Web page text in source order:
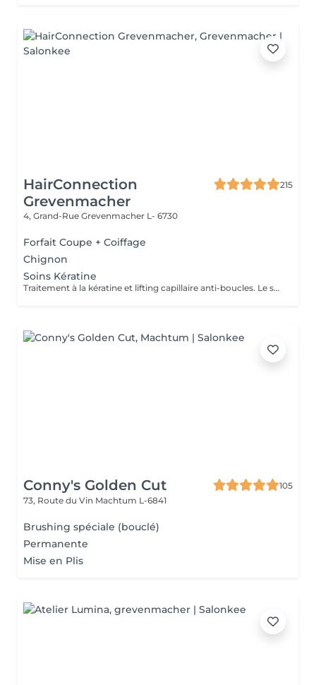
HairConnection
Grevenmacher
215
4, Grand-Rue Grevenmacher L- 6730
Forfait Coupe + Coiffage
Chignon
Soins Kératine
Traitement à la kératine et lifting capillaire anti-boucles. Le système kératinique régénère les cheveux très abîmés, ils ressentent l'énergie et la sensation d'un nouveau cheveu, brillant et fortement guéri.
Conny's Golden Cut
105
73, Route du Vin Machtum L-6841
Brushing spéciale (bouclé)
Permanente
Mise en Plis